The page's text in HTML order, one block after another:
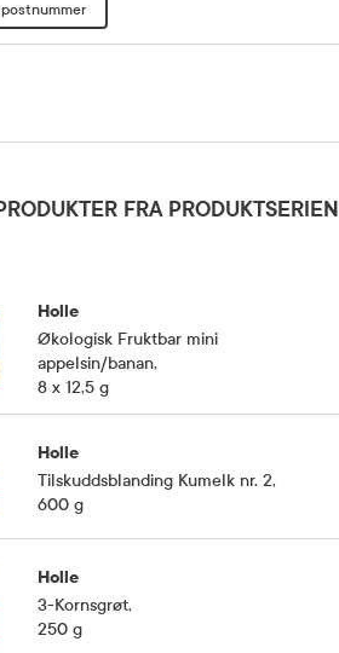
postnummer
FRA PRODUKTSERIEN
Holle
Økologisk Fruktbar mini
appelsin/banan,
8 x 12,5 g
Holle
Tilskuddsblanding Kumelk nr. 2,
600 g
Holle
3-Kornsgrøt,
250 g